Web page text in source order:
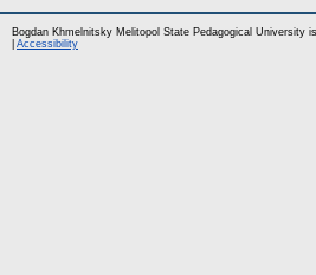
Bogdan Khmelnitsky Melitopol State Pedagogical University
Accessibility